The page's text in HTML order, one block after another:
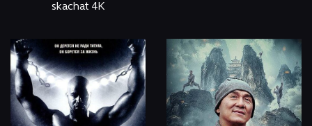
skachat 4K